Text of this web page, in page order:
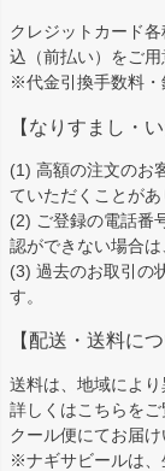
クレジットカード
込（前払い）をご用
※代金引換手数料・
【なりすまし・
(1) 高額の注文のお
ていただくことがあ
(2) ご登録の電話番
認ができない場合は
(3) 過去のお取引の
す。
【配送・送料につ
送料は、地域により
詳しくはこちらをご
クール便にてお届け
※ナギサビールは、